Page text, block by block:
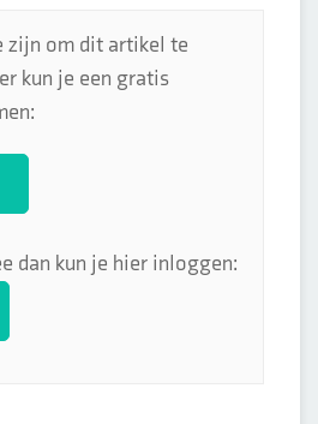
zijn om dit artikel te
kun je een gratis
dan kun je hier inloggen: